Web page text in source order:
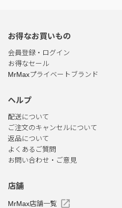
お得なお買いもの
会員登録・ログイン
お得なセール
MrMaxプライベートブランド
ヘルプ
配送について
ご注文のキャンセルについて
返品について
よくあるご質問
お問い合わせ・ご意見
店舗
MrMax店舗一覧